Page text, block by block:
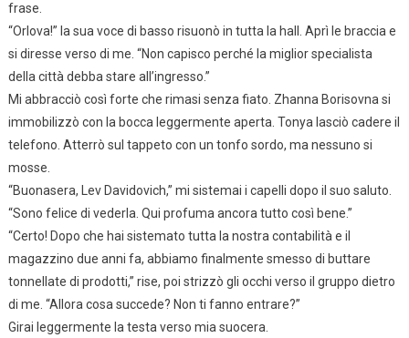
frase.
“Orlova!” la sua voce di basso risuonò in tutta la hall. Aprì le braccia e
si diresse verso di me. “Non capisco perché la miglior specialista
della città debba stare all’ingresso.”
Mi abbracciò così forte che rimasi senza fiato. Zhanna Borisovna si
immobilizzò con la bocca leggermente aperta. Tonya lasciò cadere il
telefono. Atterrò sul tappeto con un tonfo sordo, ma nessuno si
mosse.
“Buonasera, Lev Davidovich,” mi sistemai i capelli dopo il suo saluto.
“Sono felice di vederla. Qui profuma ancora tutto così bene.”
“Certo! Dopo che hai sistemato tutta la nostra contabilità e il
magazzino due anni fa, abbiamo finalmente smesso di buttare
tonnellate di prodotti,” rise, poi strizzò gli occhi verso il gruppo dietro
di me. “Allora cosa succede? Non ti fanno entrare?”
Girai leggermente la testa verso mia suocera.